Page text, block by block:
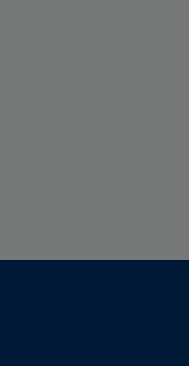
Secondary